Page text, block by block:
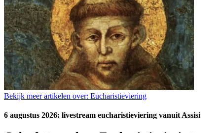
Bekijk meer artikelen over: Eucharistieviering
6 augustus 2026: livestream eucharistieviering vanuit Assisi